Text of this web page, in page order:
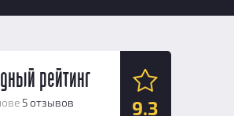
рейтинг
5 отзывов 9.3